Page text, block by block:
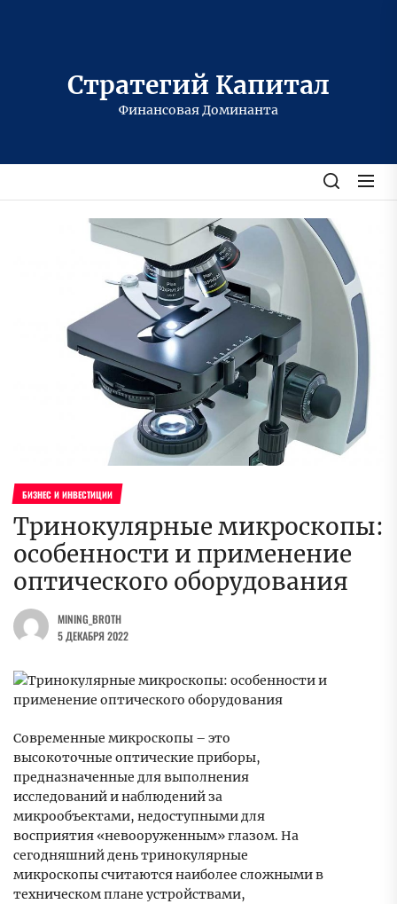
Стратегий Капитал
Финансовая Доминанта
БИЗНЕС И ИНВЕСТИЦИИ
Тринокулярные микроскопы:
особенности и применение
оптического оборудования
MINING_BROTH
5 ДЕКАБРЯ 2022
Современные микроскопы – это
высокоточные оптические приборы,
предназначенные для выполнения
исследований и наблюдений за
микрообъектами, недоступными для
восприятия «невооруженным» глазом. На
сегодняшний день тринокулярные
микроскопы считаются наиболее сложными в
техническом плане устройствами,